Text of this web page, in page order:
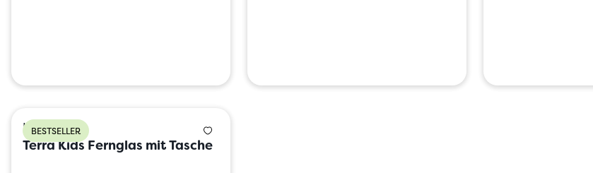
BESTSELLER
HABA
Terra Kids Fernglas mit Tasche